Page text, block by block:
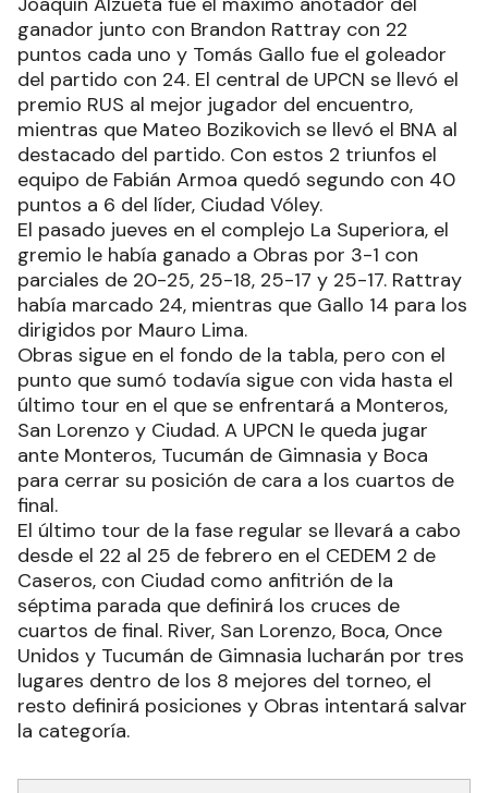
ganador junto con Brandon Rattray con 22
puntos cada uno y Tomás Gallo fue el goleador
del partido con 24. El central de UPCN se llevó el
premio RUS al mejor jugador del encuentro,
mientras que Mateo Bozikovich se llevó el BNA al
destacado del partido. Con estos 2 triunfos el
equipo de Fabián Armoa quedó segundo con 40
puntos a 6 del líder, Ciudad Vóley.
El pasado jueves en el complejo La Superiora, el
gremio le había ganado a Obras por 3-1 con
parciales de 20-25, 25-18, 25-17 y 25-17. Rattray
había marcado 24, mientras que Gallo 14 para los
dirigidos por Mauro Lima.
Obras sigue en el fondo de la tabla, pero con el
punto que sumó todavía sigue con vida hasta el
último tour en el que se enfrentará a Monteros,
San Lorenzo y Ciudad. A UPCN le queda jugar
ante Monteros, Tucumán de Gimnasia y Boca
para cerrar su posición de cara a los cuartos de
final.
El último tour de la fase regular se llevará a cabo
desde el 22 al 25 de febrero en el CEDEM 2 de
Caseros, con Ciudad como anfitrión de la
séptima parada que definirá los cruces de
cuartos de final. River, San Lorenzo, Boca, Once
Unidos y Tucumán de Gimnasia lucharán por tres
lugares dentro de los 8 mejores del torneo, el
resto definirá posiciones y Obras intentará salvar
la categoría.